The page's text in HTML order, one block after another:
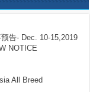
告- Dec. 10-15,2019
NOTICE
All Breed